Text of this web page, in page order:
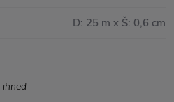
ihned
D: 25 m x Š: 0,6 cm